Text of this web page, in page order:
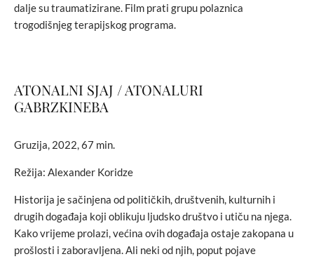
dalje su traumatizirane. Film prati grupu polaznica
trogodišnjeg terapijskog programa.
ATONALNI SJAJ / ATONALURI
GABRZKINEBA
Gruzija, 2022, 67 min.
Režija: Alexander Koridze
Historija je sačinjena od političkih, društvenih, kulturnih i
drugih događaja koji oblikuju ljudsko društvo i utiču na njega.
Kako vrijeme prolazi, većina ovih događaja ostaje zakopana u
prošlosti i zaboravljena. Ali neki od njih, poput pojave